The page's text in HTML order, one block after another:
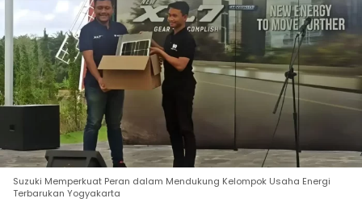
Suzuki Memperkuat Peran dalam Mendukung Kelompok Usaha Energi
Terbarukan Yogyakarta